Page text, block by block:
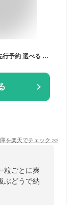
【ふるさと納税】 シャインマスカット 2026年 先行予約 選べる 内容量 約1kg 約1.1kg 約1.2kg 8月 9月 10月 発送 約1kg～約3kg 2～6房 果物 スイートエメラルド 期間限定 山梨 甲州市 葡萄 ぶどう フルーツ 山梨県 甲州市 社員マスカット （UD）
を楽天でチェック >>
粒ごとに爽
ぶどうで納